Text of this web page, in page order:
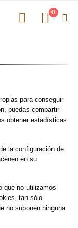
0
para conseguir
puedas compartir
obtener estadísticas
la configuración de
en su
que no utilizamos
tan sólo
no suponen ninguna